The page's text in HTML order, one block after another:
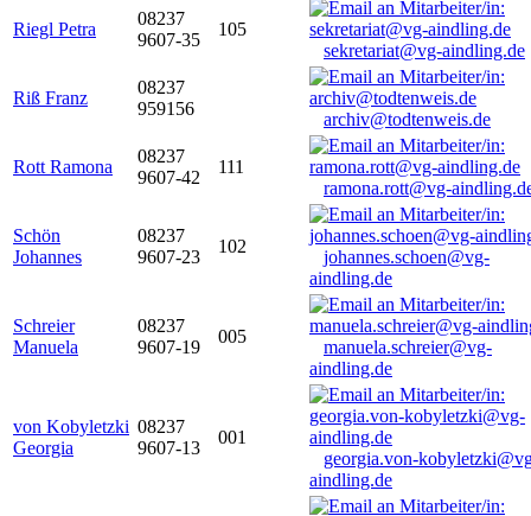
Riegl Petra
08237
9607-35
105
sekretariat@vg-aindling.de
Riß Franz
08237
959156
archiv@todtenweis.de
Rott Ramona
08237
9607-42
111
ramona.rott@vg-
Schön
Johannes
08237
9607-23
102
johannes.schoen@vg-
aindling.de
Schreier
Manuela
08237
9607-19
005
manuela.schreier@vg-
aindling.de
von Kobyletzki
Georgia
08237
9607-13
001
georgia.von-
aindling.de